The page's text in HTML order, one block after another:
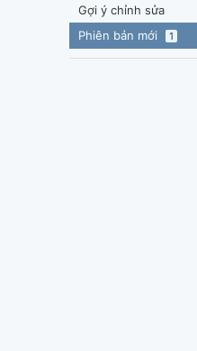
Gợi ý chỉnh sửa
Phiên bản mới
1